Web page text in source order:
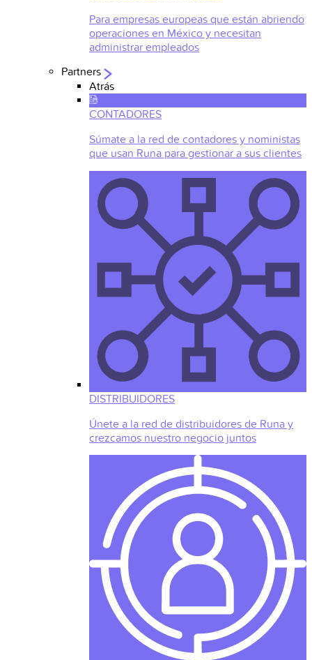
Para empresas europeas que están abriendo
operaciones en México y necesitan
administrar empleados
Partners
Atrás
CONTADORES
Súmate a la red de contadores y noministas
que usan Runa para gestionar a sus clientes
DISTRIBUIDORES
Únete a la red de distribuidores de Runa y
crezcamos nuestro negocio juntos